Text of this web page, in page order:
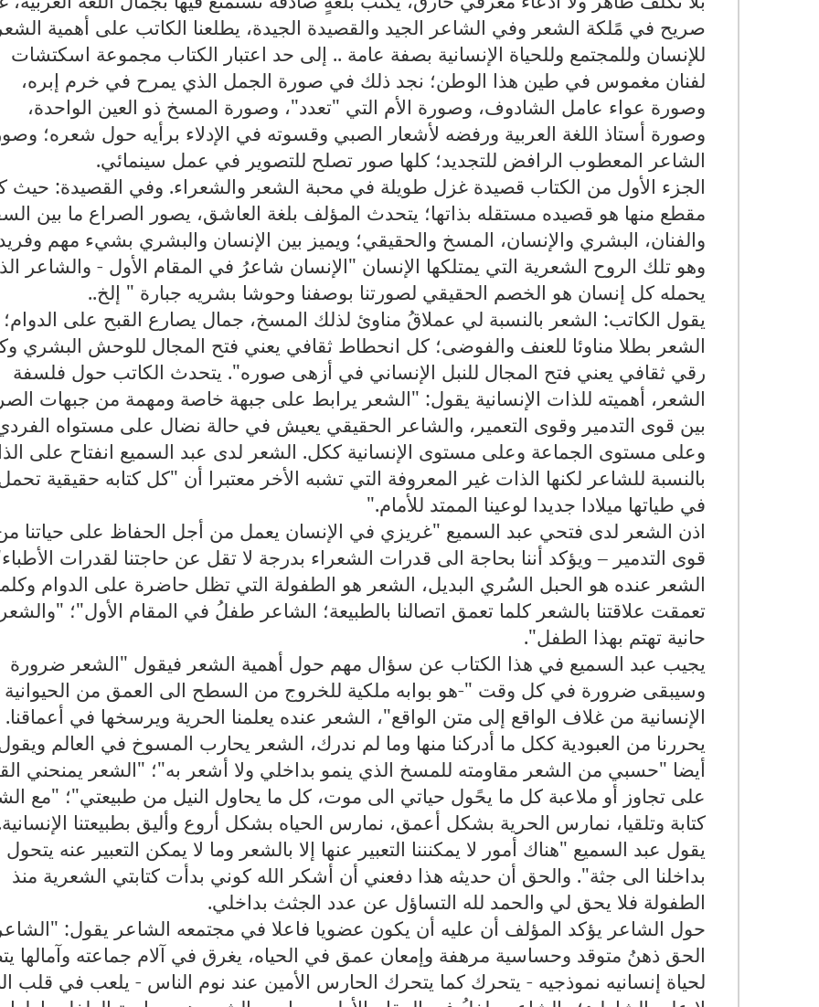
صريح في مًلكة الشعر وفي الشاعر الجيد والقصيدة الجيدة، يطلعنا الكاتب على أهمية
للإنسان وللمجتمع وللحياة الإنسانية بصفة عامة .. إلى حد اعتبار الكتاب مجموعة اسكتشات
لفنان مغموس في طين هذا الوطن؛ نجد ذلك في صورة الجمل الذي يمرح في خرم إبره،
وصورة عواء عامل الشادوف، وصورة الأم التي "تعدد"، وصورة المسخ ذو العين الواحدة،
وصورة أستاذ اللغة العربية ورفضه لأشعار الصبي وقسوته في الإدلاء برأيه حول شعره؛
الشاعر المعطوب الرافض للتجديد؛ كلها صور تصلح للتصوير في عمل سينمائي.
الجزء الأول من الكتاب قصيدة غزل طويلة في محبة الشعر والشعراء. وفي القصيدة: حيث
مقطع منها هو قصيده مستقله بذاتها؛ يتحدث المؤلف بلغة العاشق، يصور الصراع ما بين
والفنان، البشري والإنسان، المسخ والحقيقي؛ ويميز بين الإنسان والبشري بشيء مهم
وهو تلك الروح الشعرية التي يمتلكها الإنسان "الإنسان شاعرُ في المقام الأول - والشاعر
يحمله كل إنسان هو الخصم الحقيقي لصورتنا بوصفنا وحوشا بشريه جبارة " إلخ..
يقول الكاتب: الشعر بالنسبة لي عملاقُ مناوئ لذلك المسخ، جمال يصارع القبح على الدوام؛
الشعر بطلا مناوئا للعنف والفوضى؛ كل انحطاط ثقافي يعني فتح المجال للوحش البشري
رقي ثقافي يعني فتح المجال للنبل الإنساني في أزهى صوره". يتحدث الكاتب حول فلسفة
الشعر، أهميته للذات الإنسانية يقول: "الشعر يرابط على جبهة خاصة ومهمة من جبهات
بين قوى التدمير وقوى التعمير، والشاعر الحقيقي يعيش في حالة نضال على مستواه
وعلى مستوى الجماعة وعلى مستوى الإنسانية ككل. الشعر لدى عبد السميع انفتاح على
بالنسبة للشاعر لكنها الذات غير المعروفة التي تشبه الأخر معتبرا أن "كل كتابه حقيقية
في طياتها ميلادا جديدا لوعينا الممتد للأمام."
اذن الشعر لدى فتحي عبد السميع "غريزي في الإنسان يعمل من أجل الحفاظ على حياتنا
قوى التدمير – ويؤكد أننا بحاجة الى قدرات الشعراء بدرجة لا تقل عن حاجتنا لقدرات
الشعر عنده هو الحبل السُري البديل، الشعر هو الطفولة التي تظل حاضرة على الدوام
تعمقت علاقتنا بالشعر كلما تعمق اتصالنا بالطبيعة؛ الشاعر طفلُ في المقام الأول"؛
حانية تهتم بهذا الطفل".
يجيب عبد السميع في هذا الكتاب عن سؤال مهم حول أهمية الشعر فيقول "الشعر ضرورة
وسيبقى ضرورة في كل وقت "-هو بوابه ملكية للخروج من السطح الى العمق من الحيوانية
الإنسانية من غلاف الواقع إلى متن الواقع"، الشعر عنده يعلمنا الحرية ويرسخها في أعماقنا.
يحررنا من العبودية ككل ما أدركنا منها وما لم ندرك، الشعر يحارب المسوخ في العالم
أيضا "حسبي من الشعر مقاومته للمسخ الذي ينمو بداخلي ولا أشعر به"؛ "الشعر يمنحني
على تجاوز أو ملاعبة كل ما يحًول حياتي الى موت، كل ما يحاول النيل من طبيعتي"؛ "مع
كتابة وتلقيا، نمارس الحرية بشكل أعمق، نمارس الحياه بشكل أروع وأليق بطبيعتنا
يقول عبد السميع "هناك أمور لا يمكنننا التعبير عنها إلا بالشعر وما لا يمكن التعبير عنه يتحول
بداخلنا الى جثة". والحق أن حديثه هذا دفعني أن أشكر الله كوني بدأت كتابتي الشعرية منذ
الطفولة فلا يحق لي والحمد لله التساؤل عن عدد الجثث بداخلي.
حول الشاعر يؤكد المؤلف أن عليه أن يكون عضويا فاعلا في مجتمعه الشاعر يقول:
الحق ذهنُ متوقد وحساسية مرهفة وإمعان عمق في الحياه، يغرق في آلام جماعته وآمالها
لحياة إنسانيه نموذجيه - يتحرك كما يتحرك الحارس الأمين عند نوم الناس - يلعب في قلب